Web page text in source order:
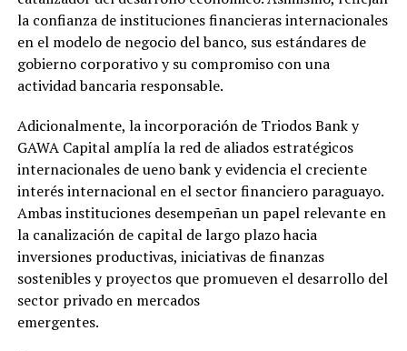
la confianza de instituciones financieras internacionales
en el modelo de negocio del banco, sus estándares de
gobierno corporativo y su compromiso con una
actividad bancaria responsable.
Adicionalmente, la incorporación de Triodos Bank y
GAWA Capital amplía la red de aliados estratégicos
internacionales de ueno bank y evidencia el creciente
interés internacional en el sector financiero paraguayo.
Ambas instituciones desempeñan un papel relevante en
la canalización de capital de largo plazo hacia
inversiones productivas, iniciativas de finanzas
sostenibles y proyectos que promueven el desarrollo del
sector privado en mercados
emergentes.